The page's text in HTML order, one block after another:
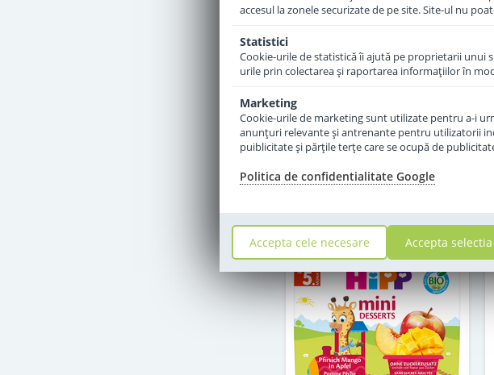
mere de la 1 an 100 g
6,50 Lei
Adauga in cos
accesul la zonele securizate de pe site. Site-ul nu
Statistici
Cookie-urile de statistică îi ajută pe proprietarii unui
urile prin colectarea şi raportarea informaţiilor în
Marketing
Cookie-urile de marketing sunt utilizate pentru a-i
anunţuri relevante şi antrenante pentru utilizatorii
puiblicitate şi părţile terţe care se ocupă de
Politica de confidentialitate Google
Accepta cele necesare Accepta selectia